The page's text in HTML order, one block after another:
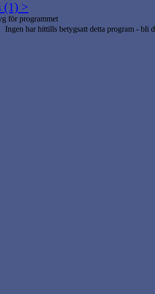
(1) >
för programmet
Ingen har hittills betygsatt detta program - bli